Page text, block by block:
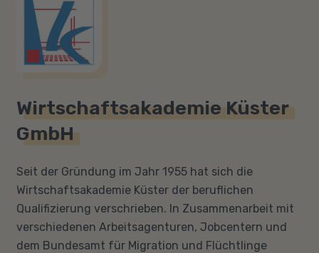
Wirtschaftsakademie Küster
GmbH
Seit der Gründung im Jahr 1955 hat sich die
Wirtschaftsakademie Küster der beruflichen
Qualifizierung verschrieben. In Zusammenarbeit mit
verschiedenen Arbeitsagenturen, Jobcentern und
dem Bundesamt für Migration und Flüchtlinge